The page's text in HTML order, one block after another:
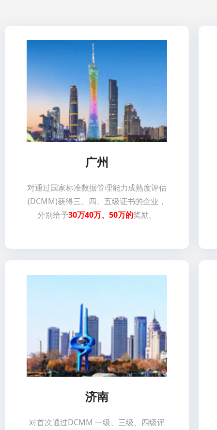
广州
对通过国家标准数据管理能力成熟度评估
(DCMM)获得三、四、五级证书的企业，
分别给予30万40万、50万的奖励。
济南
对首次通过DCMM 一级、三级、四级评